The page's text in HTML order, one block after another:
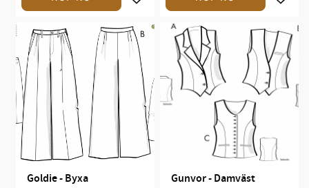
Goldie - Byxa
Gunvor - Damväst